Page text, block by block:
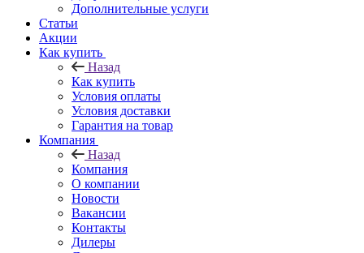
Дополнительные услуги
Статьи
Акции
Как купить
Назад
Как купить
Условия оплаты
Условия доставки
Гарантия на товар
Компания
Назад
Компания
О компании
Новости
Вакансии
Контакты
Дилеры